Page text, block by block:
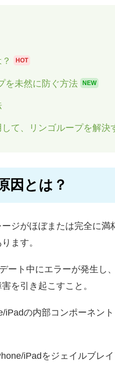
HOT
を未然に防ぐ方法 NEW
て、リンゴループを解決
因とは？
ジがほぼまたは完全に
ます。
ート中にエラーが発生し
を引き起こすこと。
iPadの内部コンポーネン
iPadをジェイルブレ